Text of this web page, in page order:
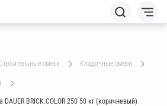
строительные смеси кладочные смеси
BRICK.COLOR 250 50 кг (коричневый)